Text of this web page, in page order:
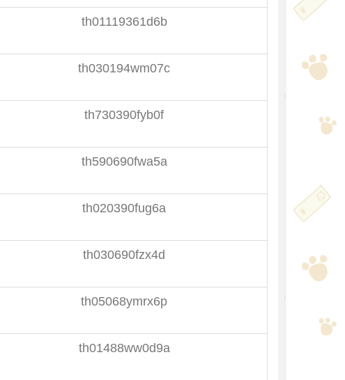
th01119361d6b
th030194wm07c
th730390fyb0f
th590690fwa5a
th020390fug6a
th030690fzx4d
th05068ymrx6p
th01488ww0d9a